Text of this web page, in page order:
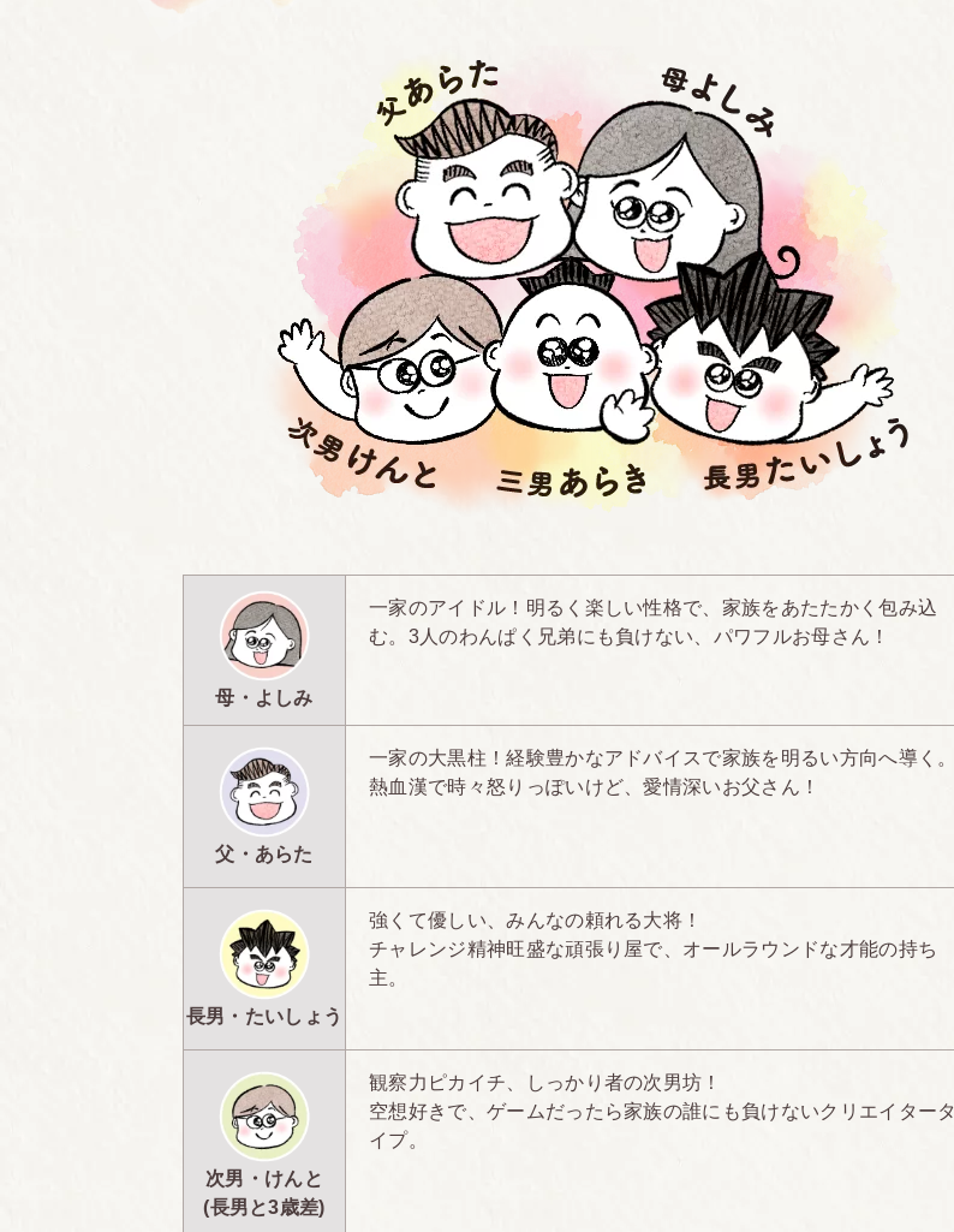
母・よしみ
一家のアイドル！明るく楽しい性格で、家族をあたたかく包み込
む。3人のわんぱく兄弟にも負けない、パワフルお母さん！
父・あらた
一家の大黒柱！経験豊かなアドバイスで家族を明るい方向へ導く。
熱血漢で時々怒りっぽいけど、愛情深いお父さん！
長男・たいしょう
強くて優しい、みんなの頼れる大将！
チャレンジ精神旺盛な頑張り屋で、オールラウンドな才能の持ち
主。
次男・けんと
(長男と3歳差)
観察力ピカイチ、しっかり者の次男坊！
空想好きで、ゲームだったら家族の誰にも負けないクリエイタータ
イプ。